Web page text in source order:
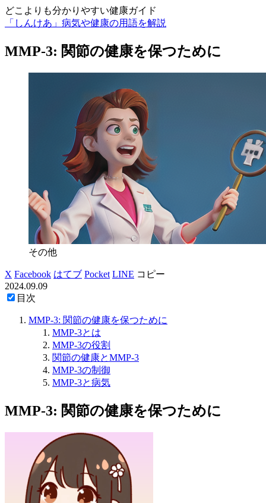
どこよりも分かりやすい健康ガイド
「しんけあ」病気や健康の用語を解説
MMP-3: 関節の健康を保つために
その他
X Facebook はてブ Pocket LINE コピー
2024.09.09
目次
MMP-3: 関節の健康を保つために
MMP-3とは
MMP-3の役割
関節の健康とMMP-3
MMP-3の制御
MMP-3と病気
MMP-3: 関節の健康を保つために